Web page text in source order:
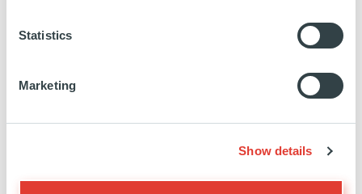
Statistics
Marketing
Show details
https://www.inwit.it/en
https://www.linkedin.com/company/inwit-